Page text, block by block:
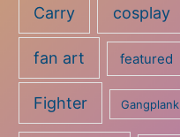
Carry cosplay
fan art featured
Fighter Gangplank